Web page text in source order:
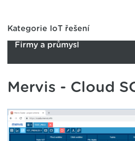
Kategorie IoT řešení
Firmy a průmysl
Mervis - Cloud